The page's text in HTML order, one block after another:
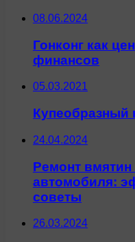
08.06.2024
Гонконг как
финансов
05.03.2021
Купеобразный
24.04.2024
Ремонт вмятин
автомобиля:
советы
26.03.2024